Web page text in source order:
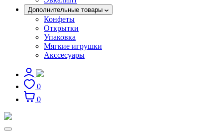
Дополнительные товары
Конфеты
Открытки
Упаковка
Мягкие игрушки
Акссесуары
0
0